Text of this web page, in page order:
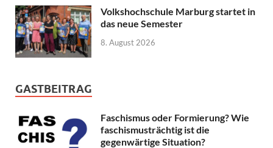
Volkshochschule Marburg startet in
das neue Semester
8. August 2026
GASTBEITRAG
Faschismus oder Formierung? Wie
faschismusträchtig ist die
gegenwärtige Situation?